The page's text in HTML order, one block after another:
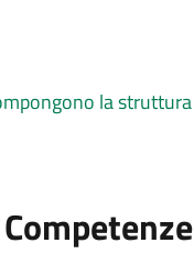
la struttura